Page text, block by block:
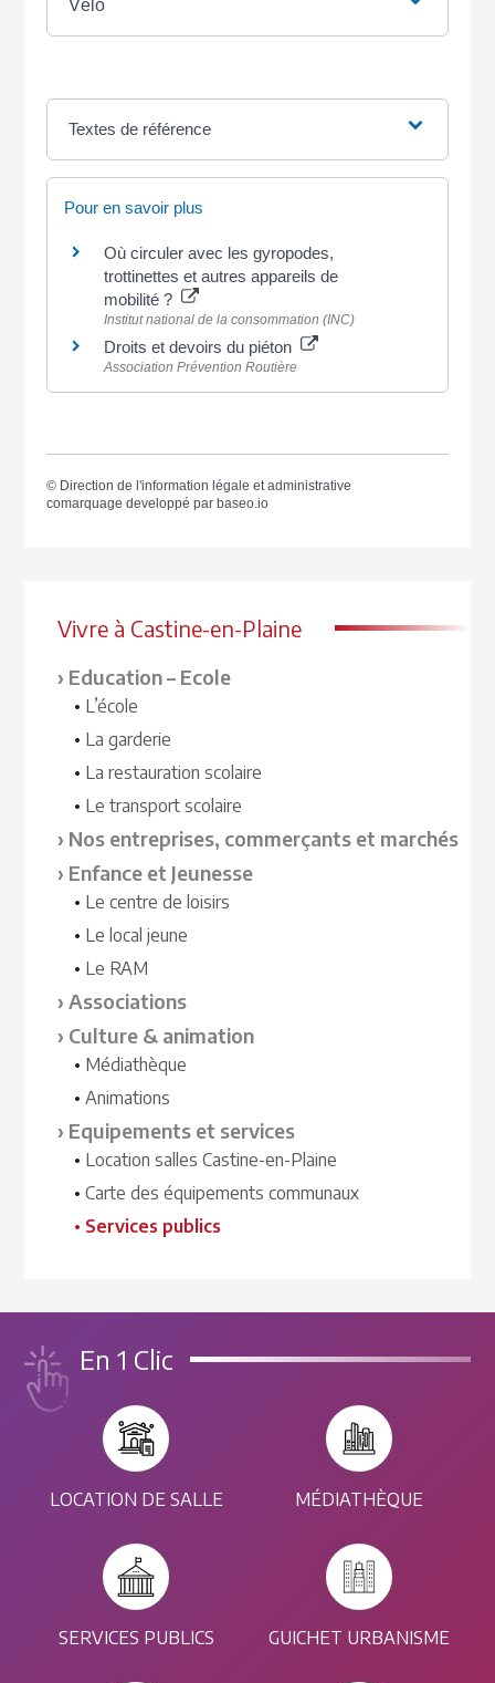
Vivre à Castine-en-Plaine
Education – Ecole
L’école
La garderie
La restauration scolaire
Le transport scolaire
Nos entreprises, commerçants et marchés
Enfance et Jeunesse
Le centre de loisirs
Le local jeune
Le RAM
Associations
Culture & animation
Médiathèque
Animations
Equipements et services
Location salles Castine-en-Plaine
Carte des équipements communaux
Services publics
Vélo
Textes de référence
Pour en savoir plus
Où circuler avec les gyropodes,
trottinettes et autres appareils de
mobilité ?
Institut national de la consommation (INC)
Droits et devoirs du piéton
Association Prévention Routière
© Direction de l'information légale et administrative
comarquage developpé parbaseo.io
En 1 Clic
LOCATION DE SALLE MÉDIATHÈQUE
SERVICES PUBLICS GUICHET URBANISME